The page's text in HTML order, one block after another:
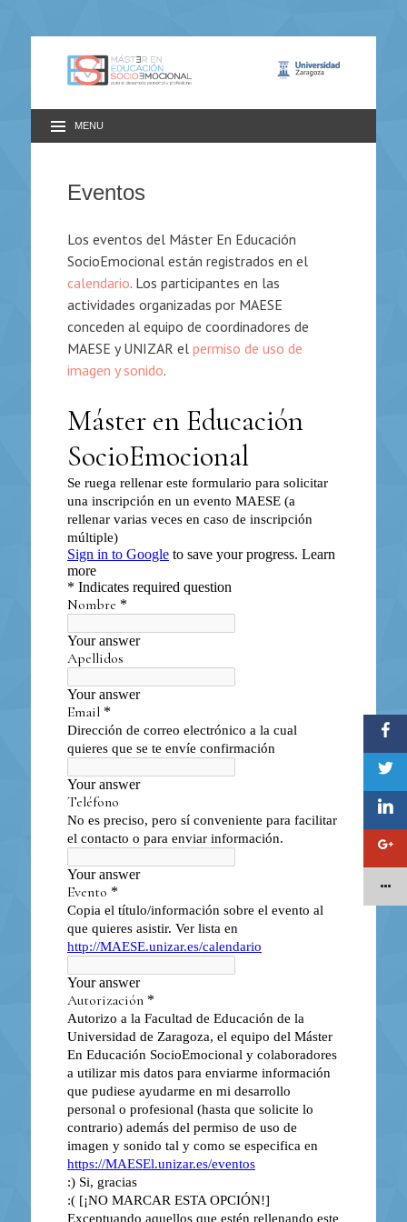
MENU
Eventos
Los eventos del Máster En Educación
SocioEmocional están registrados en el
calendario. Los participantes en las
actividades organizadas por MAESE
conceden al equipo de coordinadores de
MAESE y UNIZAR el permiso de uso de
imagen y sonido.